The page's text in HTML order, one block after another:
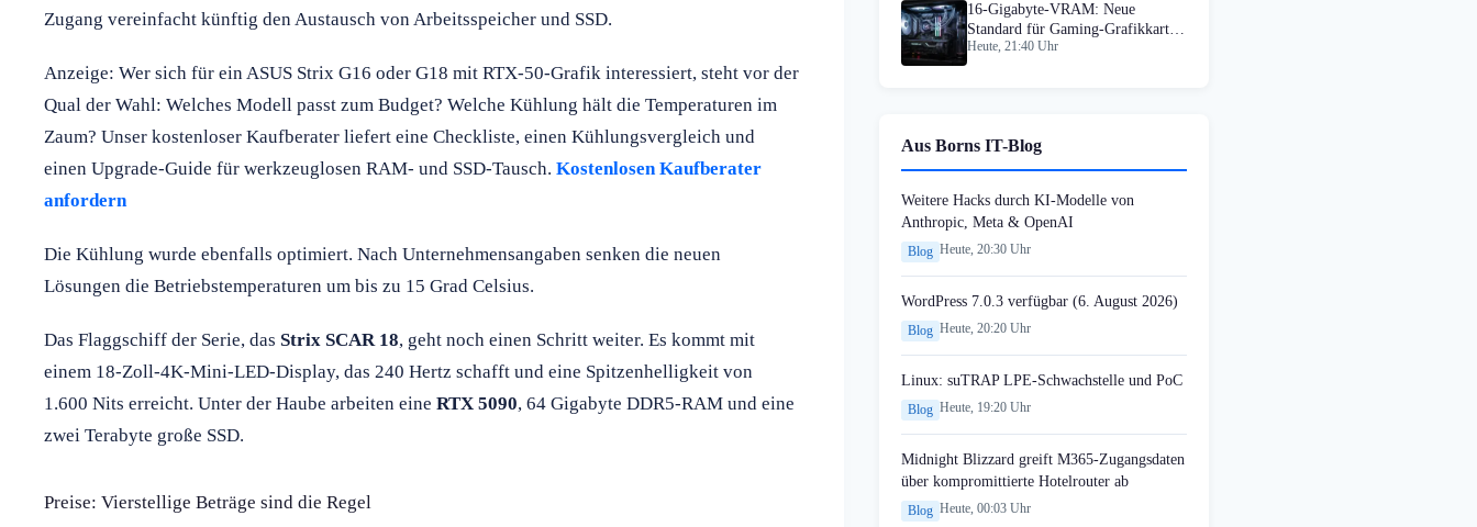
Zugang vereinfacht künftig den Austausch von Arbeitsspeicher und SSD.
Anzeige: Wer sich für ein ASUS Strix G16 oder G18 mit RTX-50-Grafik interessiert, steht vor der
Qual der Wahl: Welches Modell passt zum Budget? Welche Kühlung hält die Temperaturen im
Zaum? Unser kostenloser Kaufberater liefert eine Checkliste, einen Kühlungsvergleich und
einen Upgrade-Guide für werkzeuglosen RAM- und SSD-Tausch. Kostenlosen Kaufberater
anfordern
Die Kühlung wurde ebenfalls optimiert. Nach Unternehmensangaben senken die neuen
Lösungen die Betriebstemperaturen um bis zu 15 Grad Celsius.
Das Flaggschiff der Serie, das Strix SCAR 18, geht noch einen Schritt weiter. Es kommt mit
einem 18-Zoll-4K-Mini-LED-Display, das 240 Hertz schafft und eine Spitzenhelligkeit von
1.600 Nits erreicht. Unter der Haube arbeiten eine RTX 5090, 64 Gigabyte DDR5-RAM und eine
zwei Terabyte große SSD.
Preise: Vierstellige Beträge sind die Regel
16-Gigabyte-VRAM: Neue
Standard für Gaming-Grafikkarten
ab August
Heute, 21:40 Uhr
Aus Borns IT-Blog
Weitere Hacks durch KI-Modelle von
Anthropic, Meta & OpenAI
Blog Heute, 20:30 Uhr
WordPress 7.0.3 verfügbar (6. August 2026)
Blog Heute, 20:20 Uhr
Linux: suTRAP LPE-Schwachstelle und PoC
Blog Heute, 19:20 Uhr
Midnight Blizzard greift M365-Zugangsdaten
über kompromittierte Hotelrouter ab
Blog Heute, 00:03 Uhr